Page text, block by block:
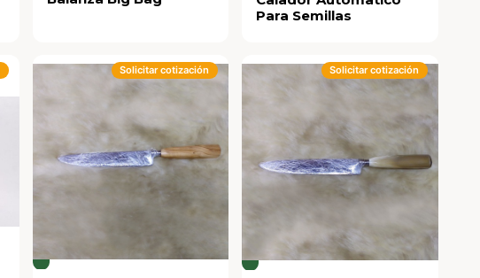
Para Semillas
Solicitar cotización Solicitar cotización